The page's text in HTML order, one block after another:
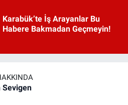
Karabük’te İş Arayanlar Bu
Habere Bakmadan Geçmeyin!
Sevigen